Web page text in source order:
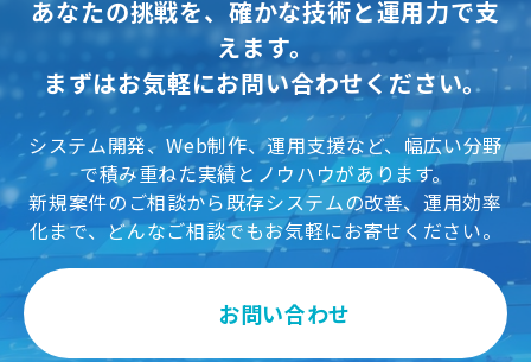
あなたの挑戦を、確かな技術と運用力で支
えます。
まずはお気軽にお問い合わせください。
システム開発、Web制作、運用支援など、幅広い分野
で積み重ねた実績とノウハウがあります。
新規案件のご相談から既存システムの改善、運用効率
化まで、どんなご相談でもお気軽にお寄せください。
お問い合わせ